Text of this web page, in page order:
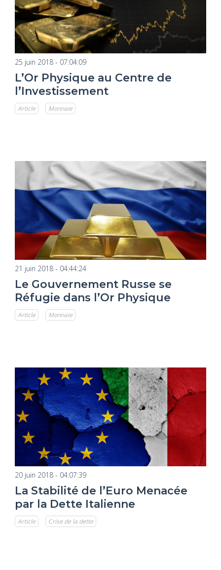
25 juin 2018 - 07:04:09
L’Or Physique au Centre de
l’Investissement
Article Monnaie
21 juin 2018 - 04:44:24
Le Gouvernement Russe se
Réfugie dans l’Or Physique
Article Monnaie
20 juin 2018 - 04:07:39
La Stabilité de l’Euro Menacée
par la Dette Italienne
Article Crise de la dette